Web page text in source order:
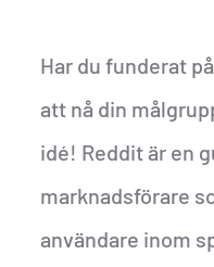
Har du funderat
att nå din
idé! Reddit är en
marknadsförare
användare inom